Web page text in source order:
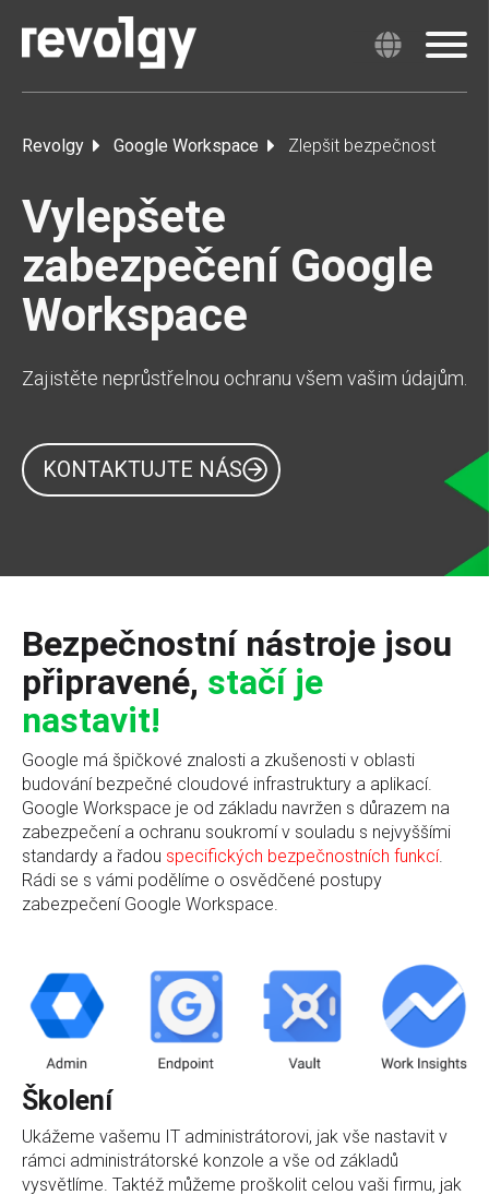
Revolgy Google Workspace Zlepšit bezpečnost
Vylepšete
zabezpečení Google
Workspace
Zajistěte neprůstřelnou ochranu všem vašim údajům.
KONTAKTUJTE NÁS
Bezpečnostní nástroje jsou
připravené, stačí je
nastavit!
Google má špičkové znalosti a zkušenosti v oblasti
budování bezpečné cloudové infrastruktury a aplikací.
Google Workspace je od základu navržen s důrazem na
zabezpečení a ochranu soukromí v souladu s nejvyššími
standardy a řadou specifických bezpečnostních funkcí.
Rádi se s vámi podělíme o osvědčené postupy
zabezpečení Google Workspace.
Školení
Ukážeme vašemu IT administrátorovi, jak vše nastavit v
rámci administrátorské konzole a vše od základů
vysvětlíme. Taktéž můžeme proškolit celou vaši firmu, jak